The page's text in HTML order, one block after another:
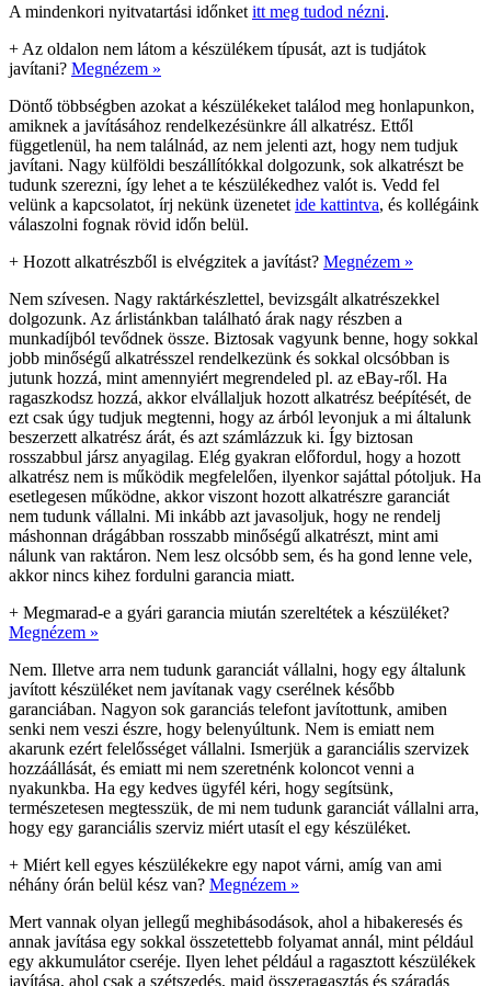
A mindenkori nyitvatartási időnket itt meg tudod nézni.
+ Az oldalon nem látom a készülékem típusát, azt is tudjátok
javítani? Megnézem »
Döntő többségben azokat a készülékeket találod meg honlapunkon,
amiknek a javításához rendelkezésünkre áll alkatrész. Ettől
függetlenül, ha nem találnád, az nem jelenti azt, hogy nem tudjuk
javítani. Nagy külföldi beszállítókkal dolgozunk, sok alkatrészt be
tudunk szerezni, így lehet a te készülékedhez valót is. Vedd fel
velünk a kapcsolatot, írj nekünk üzenetet ide kattintva, és kollégáink
válaszolni fognak rövid időn belül.
+ Hozott alkatrészből is elvégzitek a javítást? Megnézem »
Nem szívesen. Nagy raktárkészlettel, bevizsgált alkatrészekkel
dolgozunk. Az árlistánkban található árak nagy részben a
munkadíjból tevődnek össze. Biztosak vagyunk benne, hogy sokkal
jobb minőségű alkatrésszel rendelkezünk és sokkal olcsóbban is
jutunk hozzá, mint amennyiért megrendeled pl. az eBay-ről. Ha
ragaszkodsz hozzá, akkor elvállaljuk hozott alkatrész beépítését, de
ezt csak úgy tudjuk megtenni, hogy az árból levonjuk a mi általunk
beszerzett alkatrész árát, és azt számlázzuk ki. Így biztosan
rosszabbul jársz anyagilag. Elég gyakran előfordul, hogy a hozott
alkatrész nem is működik megfelelően, ilyenkor sajáttal pótoljuk. Ha
esetlegesen működne, akkor viszont hozott alkatrészre garanciát
nem tudunk vállalni. Mi inkább azt javasoljuk, hogy ne rendelj
máshonnan drágábban rosszabb minőségű alkatrészt, mint ami
nálunk van raktáron. Nem lesz olcsóbb sem, és ha gond lenne vele,
akkor nincs kihez fordulni garancia miatt.
+ Megmarad-e a gyári garancia miután szereltétek a készüléket?
Megnézem »
Nem. Illetve arra nem tudunk garanciát vállalni, hogy egy általunk
javított készüléket nem javítanak vagy cserélnek később
garanciában. Nagyon sok garanciás telefont javítottunk, amiben
senki nem veszi észre, hogy belenyúltunk. Nem is emiatt nem
akarunk ezért felelősséget vállalni. Ismerjük a garanciális szervizek
hozzáállását, és emiatt mi nem szeretnénk koloncot venni a
nyakunkba. Ha egy kedves ügyfél kéri, hogy segítsünk,
természetesen megtesszük, de mi nem tudunk garanciát vállalni arra,
hogy egy garanciális szerviz miért utasít el egy készüléket.
+ Miért kell egyes készülékekre egy napot várni, amíg van ami
néhány órán belül kész van? Megnézem »
Mert vannak olyan jellegű meghibásodások, ahol a hibakeresés és
annak javítása egy sokkal összetettebb folyamat annál, mint például
egy akkumulátor cseréje. Ilyen lehet például a ragasztott készülékek
javítása, ahol csak a szétszedés, majd összeragasztás és száradás